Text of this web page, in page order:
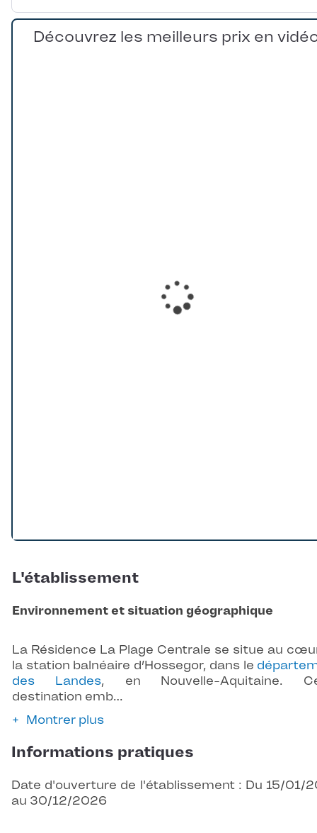
Découvrez les meilleurs prix en
L'établissement
Environnement et situation géographique
La Résidence La Plage Centrale se situe au
la station balnéaire d’Hossegor, dans le
des Landes, en Nouvelle-Aquitaine.
destination emb…
Montrer plus
Informations pratiques
Date d'ouverture de l'établissement : Du 15/01/
au 30/12/2026